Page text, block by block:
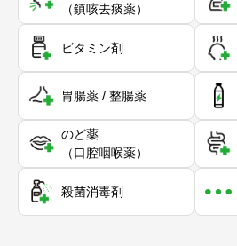
（鎮咳去痰薬）
ビタミン剤
胃腸薬 / 整腸薬
のど薬
（口腔咽喉薬）
殺菌消毒剤